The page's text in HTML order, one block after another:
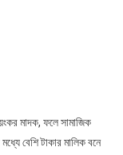
ভয়ংকর
মাদক, ফলে সামাজিক
বেশি টাকার মালিক বনে